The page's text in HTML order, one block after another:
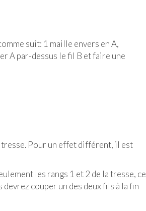
suit: 1 maille envers en A,
A par-dessus le fil B et faire une
tresse. Pour un effet différent, il est
les rangs 1 et 2 de la tresse, ce
couper un des deux fils à la fin